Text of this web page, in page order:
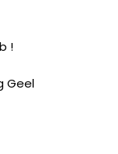
!
Geel